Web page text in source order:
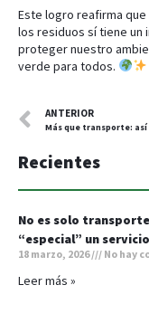
Este logro reafirma que
los residuos sí tiene un
proteger nuestro
verde para todos.
ANTERIOR
Recientes
No es solo
“especial” un
18 marzo, 2026 No hay
Leer más »